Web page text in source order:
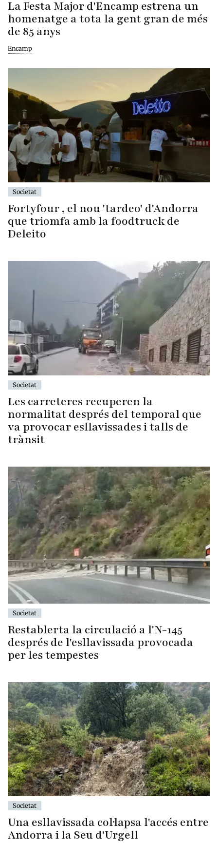
La Festa Major d'Encamp estrena un
homenatge a tota la gent gran de més
de 85 anys
Encamp
Societat
Fortyfour , el nou 'tardeo' d'Andorra
que triomfa amb la foodtruck de
Deleito
Societat
Les carreteres recuperen la
normalitat després del temporal que
va provocar esllavissades i talls de
trànsit
Societat
Restablerta la circulació a l'N-145
després de l'esllavissada provocada
per les tempestes
Societat
Una esllavissada col·lapsa l'accés entre
Andorra i la Seu d'Urgell